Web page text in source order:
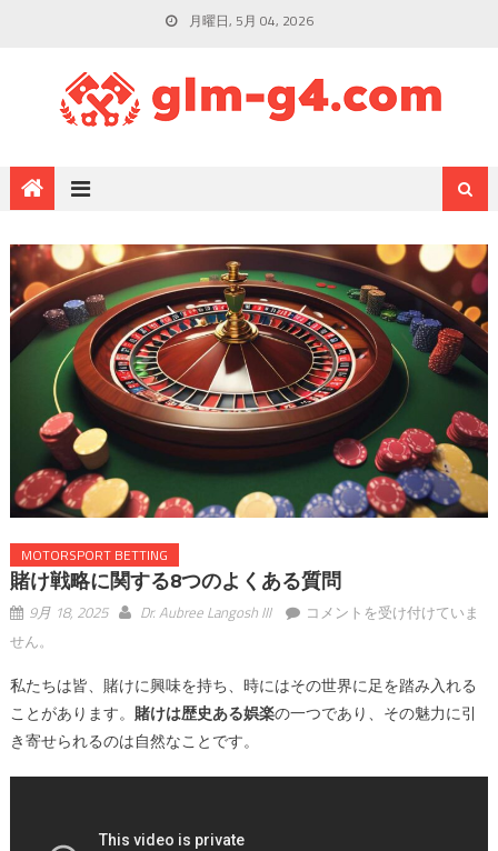
月曜日, 5月 04, 2026
MOTORSPORT BETTING
賭け戦略に関する8つのよくある質問
9月 18, 2025 Dr. Aubree Langosh III
賭
略
に
コメントを受け付けていま
せん。
私たちは皆、賭けに興味を持ち、時にはその世界に足を踏み入れる
ことがあります。 賭けは歴史ある娯楽の一つであり、その魅力に引
き寄せられるのは自然なことです。